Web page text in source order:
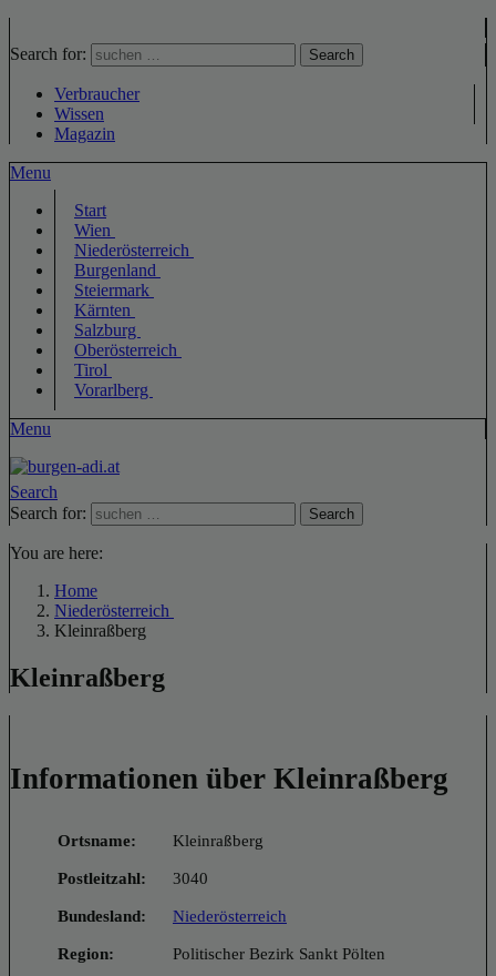
Search for: Search
Verbraucher
Wissen
Magazin
Menu
Start
Wien
Niederösterreich
Burgenland
Steiermark
Kärnten
Salzburg
Oberösterreich
Tirol
Vorarlberg
Menu
Search
Search for:
Search
You are here:
Home
Niederösterreich
Kleinraßberg
Kleinraßberg
Informationen über Kleinraßberg
Ortsname: Kleinraßberg
Postleitzahl: 3040
Bundesland: Niederösterreich
Region: Politischer Bezirk Sankt Pölten